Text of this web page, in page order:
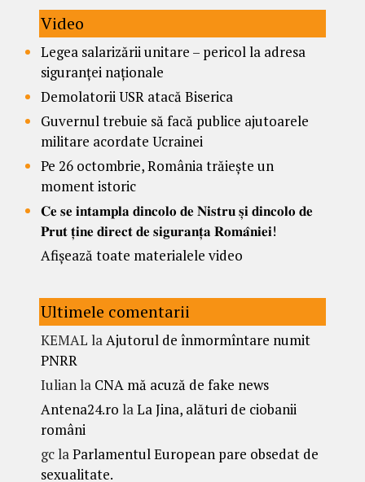
Video
Legea salarizării unitare – pericol la adresa
siguranței naționale
Demolatorii USR atacă Biserica
Guvernul trebuie să facă publice ajutoarele
militare acordate Ucrainei
Pe 26 octombrie, România trăiește un
moment istoric
𝐂𝐞 𝐬𝐞 𝐢𝐧𝐭𝐚𝐦𝐩𝐥𝐚 𝐝𝐢𝐧𝐜𝐨𝐥𝐨 𝐝𝐞 𝐍𝐢𝐬𝐭𝐫𝐮 𝐬̦𝐢 𝐝𝐢𝐧𝐜𝐨𝐥𝐨 𝐝𝐞
𝐏𝐫𝐮𝐭 𝐭̦𝐢𝐧𝐞 𝐝𝐢𝐫𝐞𝐜𝐭 𝐝𝐞 𝐬𝐢𝐠𝐮𝐫𝐚𝐧𝐭̦𝐚 𝐑𝐨𝐦𝐚̂𝐧𝐢𝐞𝐢!
Afișează toate materialele video
Ultimele comentarii
KEMAL la Ajutorul de înmormîntare numit
PNRR
Iulian la CNA mă acuză de fake news
Antena24.ro la La Jina, alături de ciobanii
români
gcla Parlamentul European pare obsedat de
sexualitate.